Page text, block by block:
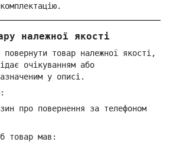
належної якості
повернути товар належної якості,
очікуванням або
у описі.
про повернення за телефоном
товар мав: